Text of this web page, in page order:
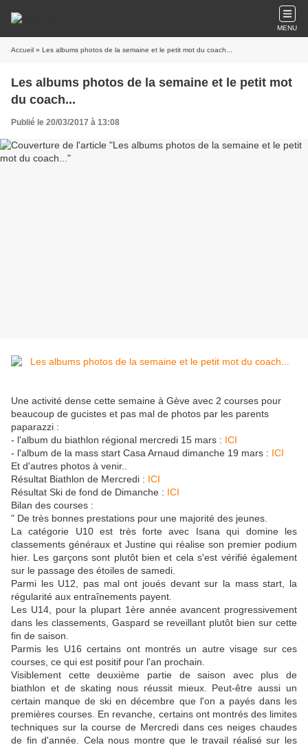
MENU
Accueil » Les albums photos de la semaine et le petit mot du coach...
Les albums photos de la semaine et le petit mot
du coach...
Publié le 20/03/2017 à 13:08
Une activité dense cette semaine à Gève avec 2 courses pour
beaucoup de gucistes et pas mal de photos par les parents
paparazzi :
- l'album du biathlon régional mercredi 15 mars : ICI
- l'album de la mass start Casa Arnaud dimanche 19 mars : ICI
Et d'autres photos à venir..
Résultat Biathlon de Mercredi : ICI
Résultat Ski de fond de Dimanche : ICI
Bilan des courses :
" De très bonnes prestations pour une majorité des jeunes.
La catégorie U10 est très forte avec Isana qui domine les
classements généraux et Justine qui réalise son premier podium
hier. Les garçons sont plutôt bien et cela s'est vérifié également
sur le passage des étoiles de samedi.
Parmi les U12, pas mal ont joués devant sur la mass start, la
régularité aux entraînements payent.
Les U14, pour la plupart 1ère année avancent progressivement
dans les classements, Gaspard se reveillant plutôt bien sur cette
fin de saison.
Parmis les U16 certains ont montrés un autre visage sur ces
courses, ce qui est positif pour l'an prochain.
Visiblement cette deuxième partie de saison avec plus de
biathlon et de skating nous réussit mieux. Peut-être aussi un
certain manque de ski en décembre que l'on a payés dans les
premières courses. En revanche, certains ont montrés des limites
techniques sur la course de Mercredi dans ces neiges chaudes
de fin d'année. Cela nous montre que le travail réalisé sur les